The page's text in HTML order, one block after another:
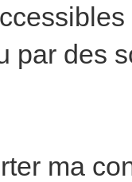
par des
ma